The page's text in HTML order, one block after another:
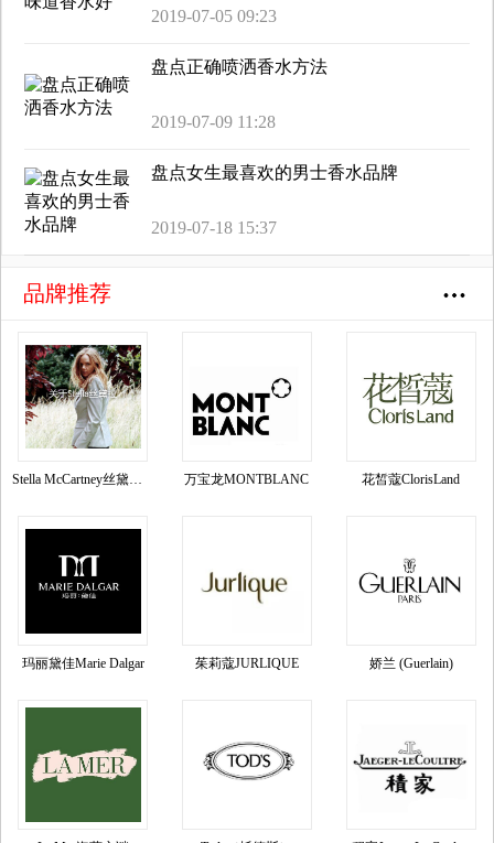
2019-07-05 09:23
盘点正确喷洒香水方法
2019-07-09 11:28
盘点女生最喜欢的男士香水品牌
2019-07-18 15:37
品牌推荐
Stella McCartney丝黛拉•麦卡妮品牌资料介绍 万宝龙MONTBLANC 花皙蔻ClorisLand
玛丽黛佳Marie Dalgar 茱莉蔻JURLIQUE 娇兰 (Guerlain)